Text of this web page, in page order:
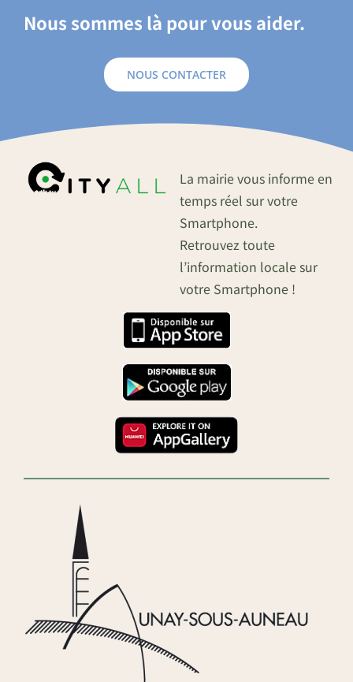
Nous sommes là pour vous aider.
NOUS CONTACTER
La mairie vous informe en
temps réel sur votre
Smartphone.
Retrouvez toute
l’information locale sur
votre Smartphone !